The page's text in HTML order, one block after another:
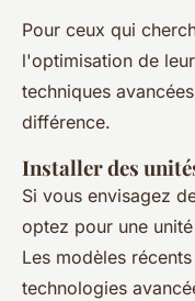
Pour ceux qui
l'optimisation de
techniques
différence.
Installer des
Si vous envisagez
optez pour une
Les modèles
technologies